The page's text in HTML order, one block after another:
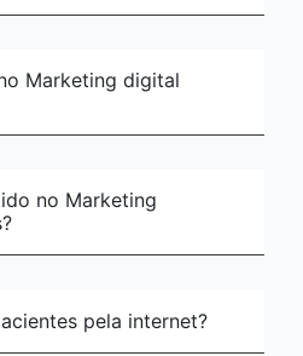
Marketing digital
no Marketing
pela internet?